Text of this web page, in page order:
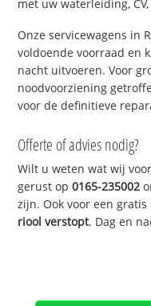
met uw waterleiding,
Onze servicewagens in
voldoende voorraad en
nacht uitvoeren. Voor
noodvoorziening
voor de definitieve
Offerte of advies nodig?
Wilt u weten wat wij
gerust op0165-235002
zijn. Ook voor een gratis
riool verstopt. Dag en